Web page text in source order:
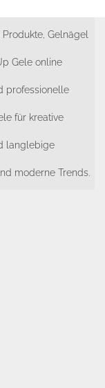
Gelnägel
Gele online
professionelle
für kreative
langlebige
moderne Trends.